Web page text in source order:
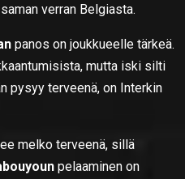
verran Belgiasta.
panos on joukkueelle tärkeä.
mutta iski silti
pysyy terveenä, on Interkin
melko terveenä, sillä
pelaaminen on